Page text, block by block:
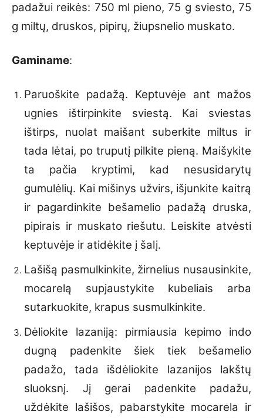
padažui reikės: 750 ml pieno, 75 g sviesto, 75
g miltų, druskos, pipirų, žiupsnelio muskato.
Gaminame:
Paruoškite padažą. Keptuvėje ant mažos
ugnies ištirpinkite sviestą. Kai sviestas
ištirps, nuolat maišant suberkite miltus ir
tada lėtai, po truputį pilkite pieną. Maišykite
ta pačia kryptimi, kad nesusidarytų
gumulėlių. Kai mišinys užvirs, išjunkite kaitrą
ir pagardinkite bešamelio padažą druska,
pipirais ir muskato riešutu. Leiskite atvėsti
keptuvėje ir atidėkite į šalį.
Lašišą pasmulkinkite, žirnelius nusausinkite,
mocarelą supjaustykite kubeliais arba
sutarkuokite, krapus susmulkinkite.
Dėliokite lazaniją: pirmiausia kepimo indo
dugną padenkite šiek tiek bešamelio
padažo, tada išdėliokite lazanijos lakštų
sluoksnį. Jį gerai padenkite padažu,
uždėkite lašišos, pabarstykite mocarela ir